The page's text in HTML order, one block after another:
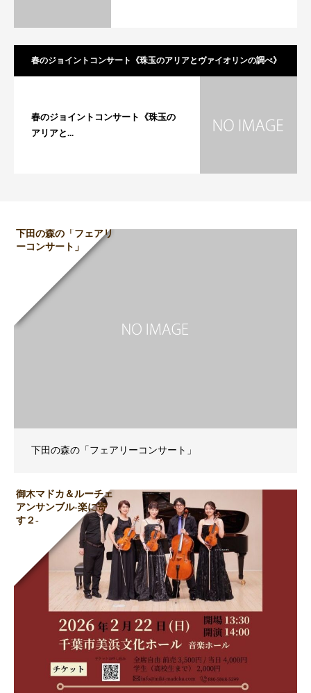
春のジョイントコンサート《珠玉のアリアとヴァイオリンの調べ》
春のジョイントコンサート《珠玉の
アリアと...
下田の森の「フェアリ
ーコンサート」
下田の森の「フェアリーコンサート」
御木マドカ＆ルーチェ
アンサンブル-楽に寄
す２-